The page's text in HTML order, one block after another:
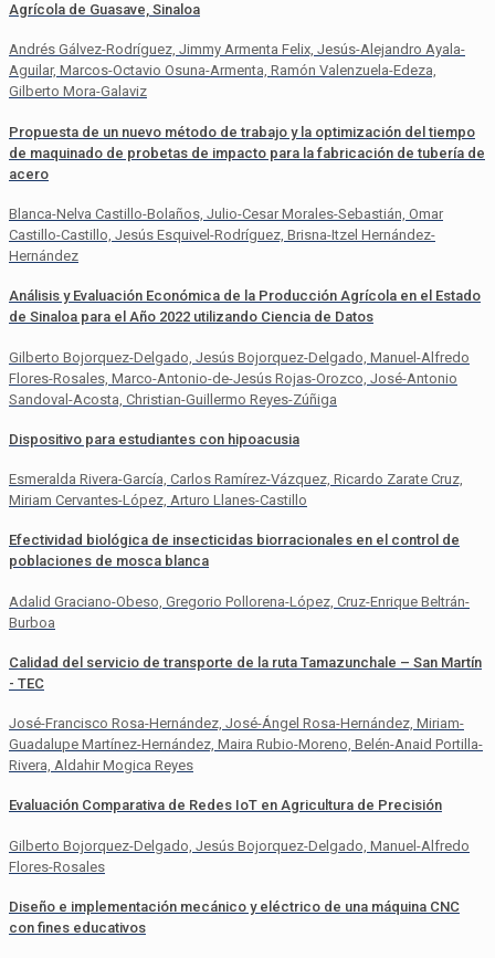
Agrícola de Guasave, Sinaloa
Andrés Gálvez-Rodríguez, Jimmy Armenta Felix, Jesús-Alejandro Ayala-
Aguilar, Marcos-Octavio Osuna-Armenta, Ramón Valenzuela-Edeza,
Gilberto Mora-Galaviz
Propuesta de un nuevo método de trabajo y la optimización del tiempo
de maquinado de probetas de impacto para la fabricación de tubería de
acero
Blanca-Nelva Castillo-Bolaños, Julio-Cesar Morales-Sebastián, Omar
Castillo-Castillo, Jesús Esquivel-Rodríguez, Brisna-Itzel Hernández-
Hernández
Análisis y Evaluación Económica de la Producción Agrícola en el Estado
de Sinaloa para el Año 2022 utilizando Ciencia de Datos
Gilberto Bojorquez-Delgado, Jesús Bojorquez-Delgado, Manuel-Alfredo
Flores-Rosales, Marco-Antonio-de-Jesús Rojas-Orozco, José-Antonio
Sandoval-Acosta, Christian-Guillermo Reyes-Zúñiga
Dispositivo para estudiantes con hipoacusia
Esmeralda Rivera-García, Carlos Ramírez-Vázquez, Ricardo Zarate Cruz,
Miriam Cervantes-López, Arturo Llanes-Castillo
Efectividad biológica de insecticidas biorracionales en el control de
poblaciones de mosca blanca
Adalid Graciano-Obeso, Gregorio Pollorena-López, Cruz-Enrique Beltrán-
Burboa
Calidad del servicio de transporte de la ruta Tamazunchale – San Martín
- TEC
José-Francisco Rosa-Hernández, José-Ángel Rosa-Hernández, Miriam-
Guadalupe Martínez-Hernández, Maira Rubio-Moreno, Belén-Anaid Portilla-
Rivera, Aldahir Mogica Reyes
Evaluación Comparativa de Redes IoT en Agricultura de Precisión
Gilberto Bojorquez-Delgado, Jesús Bojorquez-Delgado, Manuel-Alfredo
Flores-Rosales
Diseño e implementación mecánico y eléctrico de una máquina CNC
con fines educativos